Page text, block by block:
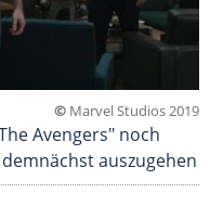
© Marvel Studios 2019
Avengers" noch
auszugehen